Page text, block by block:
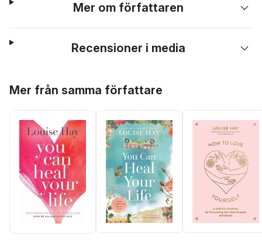
Mer om författaren
Recensioner i media
Mer från samma författare